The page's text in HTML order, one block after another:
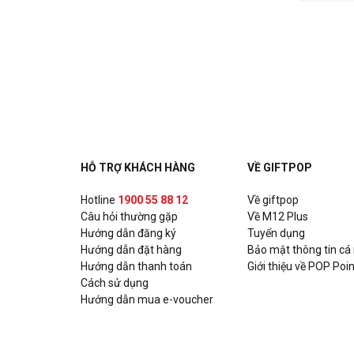
HỖ TRỢ KHÁCH HÀNG
Hotline 1900 55 88 12
Câu hỏi thường gặp
Hướng dẫn đăng ký
Hướng dẫn đặt hàng
Hướng dẫn thanh toán
Cách sử dụng
Hướng dẫn mua e-voucher
VỀ GIFTPOP
Về giftpop
Về M12 Plus
Tuyển dụng
Bảo mật thông tin cá
Giới thiệu về POP